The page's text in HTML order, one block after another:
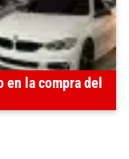
la compra del